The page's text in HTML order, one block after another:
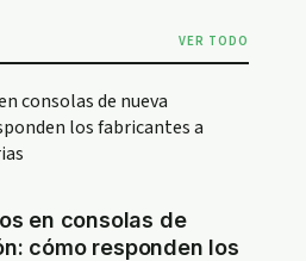
VER TODO
en consolas de
cómo responden los